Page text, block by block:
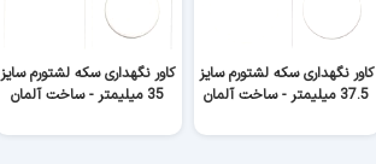
کاور نگهداری سکه لشتورم سایز
37.5 میلیمتر - ساخت آلمان
کاور نگهداری سکه لشتورم سایز
35 میلیمتر - ساخت آلمان